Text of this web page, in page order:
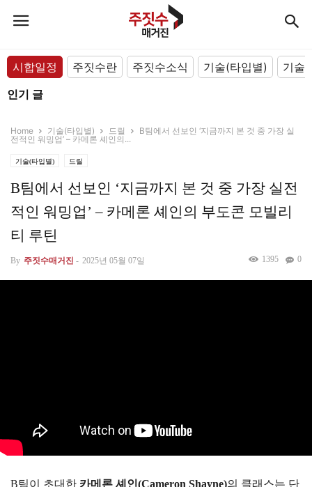
시합일정 주짓수란 주짓수소식 기술(타입별)
기술
인기 글
Home 기술(타입별) 드릴
B팀에서 선보인 ‘지금까지 본 것 중 가장 실
전적인 워밍업’ – 카메론 셰인의...
기술(타입별) 드릴
B팀에서 선보인 ‘지금까지 본 것 중 가장 실전
적인 워밍업’ – 카메론 셰인의 부도콘 모빌리
티 루틴
By 주짓수매거진 - 2025년 05월 07일 0
1395
B팀이 초대한 카메론 셰인(Cameron Shayne)의 클래스는 단